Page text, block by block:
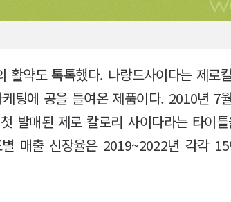
활약도 톡톡했다. 나랑드사이다는 제로
팅에 공을 들여온 제품이다. 2010년 7
발매된 제로 칼로리 사이다라는 타이
별 매출 신장율은 2019~2022년 각각